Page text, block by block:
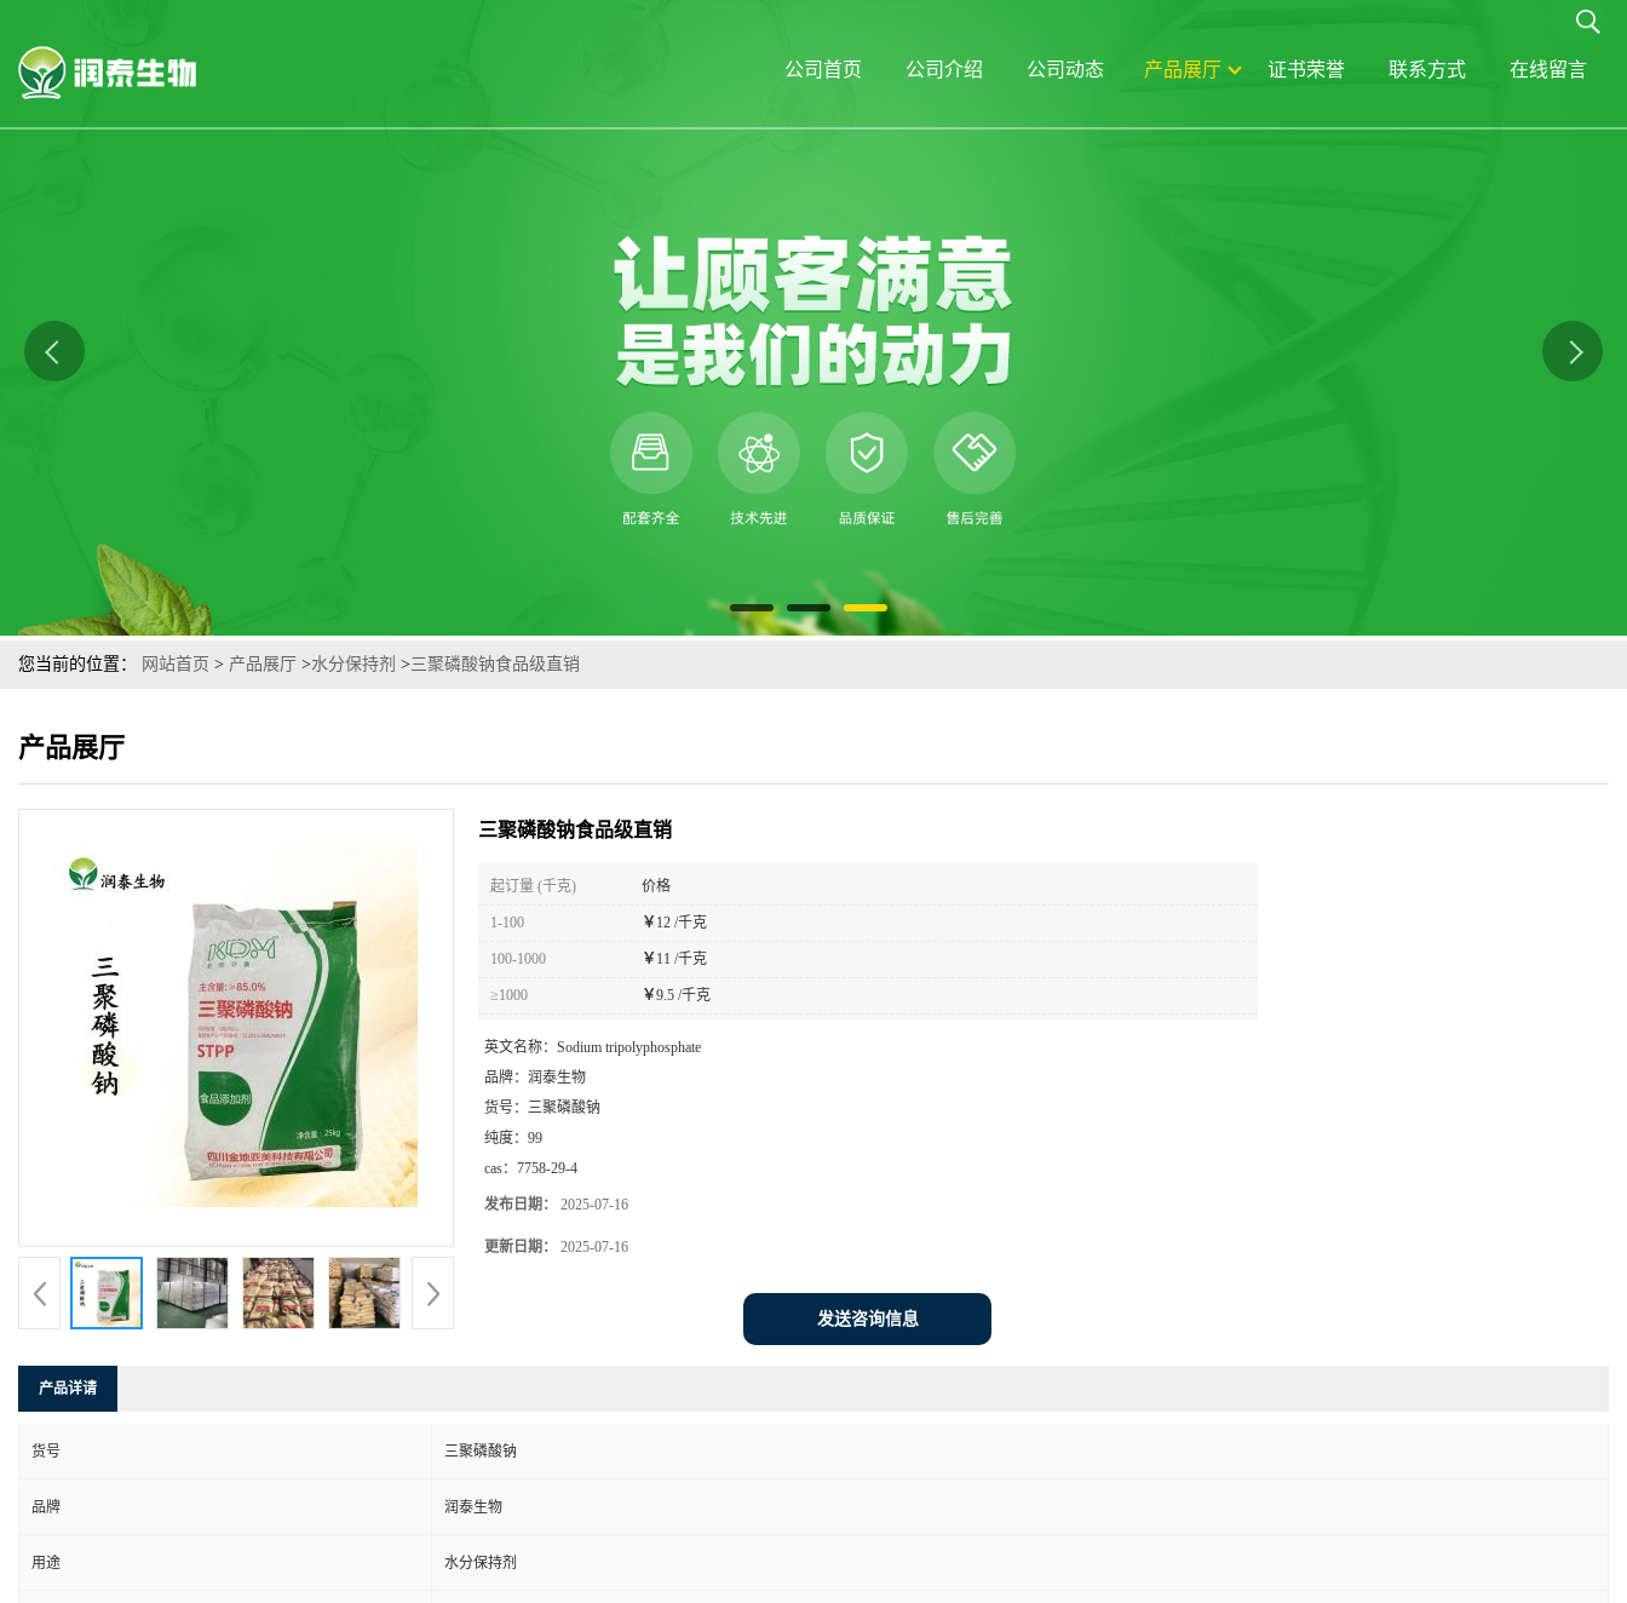
公司首页 公司介绍 公司动态 产品展厅 证书荣誉 联系方式 在线留言
您当前的位置： 网站首页 > 产品展厅 >水分保持剂 >三聚磷酸钠食品级直销
产品展厅
三聚磷酸钠食品级直销
起订量 (千克) 价格
1-100 ￥ 12 /千克
100-1000 ￥ 11 /千克
≥1000 ￥9.5 /千克
英文名称： Sodium tripolyphosphate
品牌： 润泰生物
货号： 三聚磷酸钠
纯度： 99
cas： 7758-29-4
发布日期： 2025-07-16
更新日期： 2025-07-16
发送咨询信息
产品详请
货号 三聚磷酸钠
品牌 润泰生物
用途 水分保持剂